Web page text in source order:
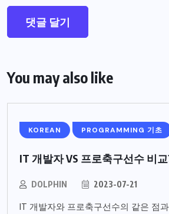
You may also like
KOREAN PROGRAMMING 기초
IT 개발자 VS 프로축구선수 비
DOLPHIN 2023-07-21
IT 개발자와 프로축구선수의 같은 점